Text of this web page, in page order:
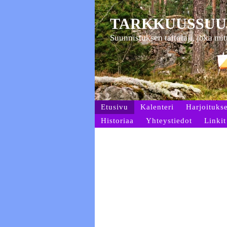
Suunnistuksen taitolaji, joka
Etusivu Kalenteri
Historiaa
Yhteystiedot Linkit